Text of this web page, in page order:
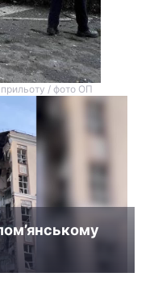
/ фото ОП